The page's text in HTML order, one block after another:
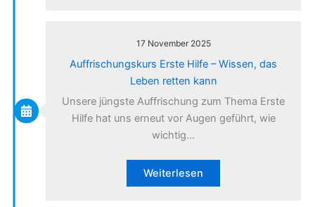
17 November 2025
Auffrischungskurs Erste Hilfe – Wissen, das
Leben retten kann
Unsere jüngste Auffrischung zum Thema Erste
Hilfe hat uns erneut vor Augen geführt, wie
wichtig…
Weiterlesen